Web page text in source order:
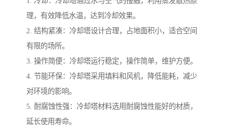
理，有效降低水温，达到冷却效果。
2. 结构紧凑：冷却塔设计合理，占地面积小，适合空间
有限的场所。
3. 操作简便：冷却塔运行稳定，操作简单，维护方便。
4. 节能环保：冷却塔采用填料和风机，降低能耗，减少
对环境的影响。
5. 耐腐蚀性强：冷却塔材料选用耐腐蚀性能好的材质，
延长使用寿命。